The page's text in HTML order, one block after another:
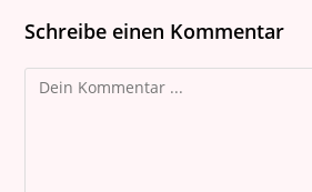
Schreibe einen Kommentar